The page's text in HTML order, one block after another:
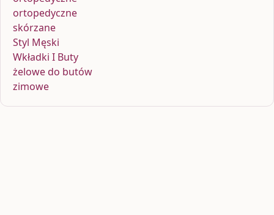
ortopedyczne
skórzane
Styl Męski
Wkładki I Buty
żelowe do butów
zimowe